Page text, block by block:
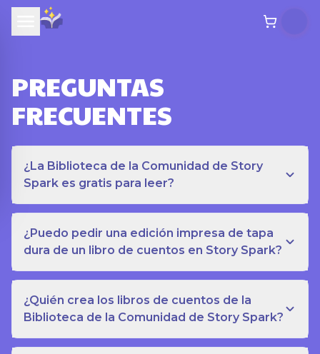
PREGUNTAS
FRECUENTES
¿La Biblioteca de la Comunidad de Story
Spark es gratis para leer?
¿Puedo pedir una edición impresa de tapa
dura de un libro de cuentos en Story Spark?
¿Quién crea los libros de cuentos de la
Biblioteca de la Comunidad de Story Spark?